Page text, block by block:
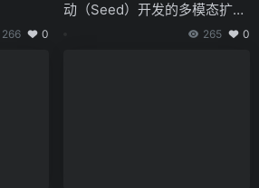
266 0
动（Seed）开发的多模态扩散
265 0